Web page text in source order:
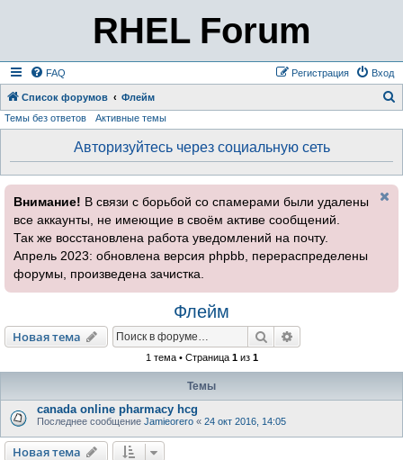
RHEL Forum
FAQ Вход
Регистрация
Список форумов Флейм
Темы без ответов Активные темы
Авторизуйтесь через социальную сеть
Внимание! В связи с борьбой со спамерами были удалены
все аккаунты, не имеющие в своём активе сообщений.
Так же восстановлена работа уведомлений на почту.
Апрель 2023: обновлена версия phpbb, перераспределены
форумы, произведена зачистка.
Флейм
Новая тема Поиск
1 тема • Страница 1из 1
Темы
canada online pharmacy hcg
Последнее сообщение Jamieorero « 24 окт 2016, 14:05
Новая тема